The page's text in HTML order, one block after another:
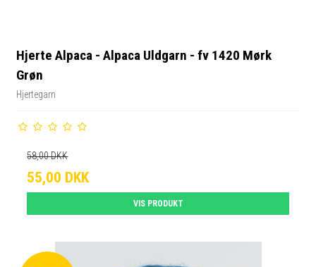
Hjerte Alpaca - Alpaca Uldgarn - fv 1420 Mørk
Grøn
Hjertegarn
58,00 DKK
55,00 DKK
VIS PRODUKT